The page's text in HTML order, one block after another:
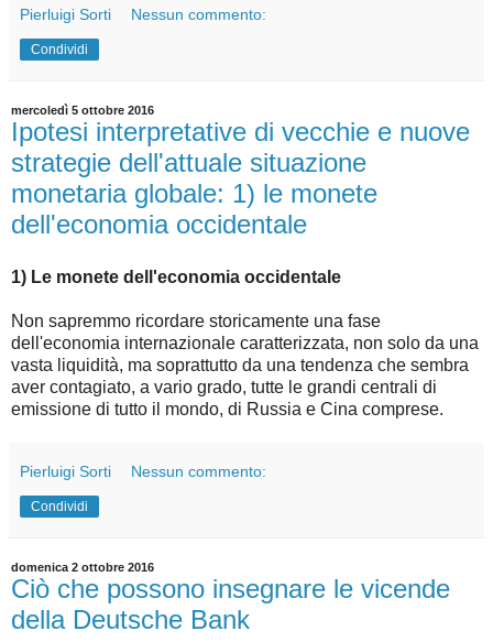
Pierluigi Sorti Nessun commento:
Condividi
mercoledì 5 ottobre 2016
Ipotesi interpretative di vecchie e nuove
strategie dell'attuale situazione
monetaria globale: 1) le monete
dell'economia occidentale
1) Le monete dell'economia occidentale
Non sapremmo ricordare storicamente una fase
dell'economia internazionale caratterizzata, non solo da una
vasta liquidità, ma soprattutto da una tendenza che sembra
aver contagiato, a vario grado, tutte le grandi centrali di
emissione di tutto il mondo, di Russia e Cina comprese.
Pierluigi Sorti Nessun commento:
Condividi
domenica 2 ottobre 2016
Ciò che possono insegnare le vicende
della Deutsche Bank